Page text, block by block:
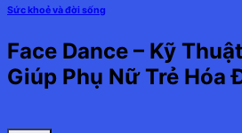
Sức khoẻ và đời sống
Face Dance – Kỹ
Giúp Phụ Nữ Trẻ Hóa